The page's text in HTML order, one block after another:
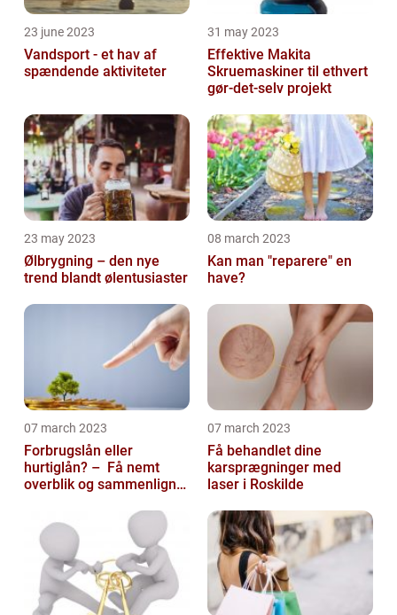
23 june 2023
Vandsport - et hav af
spændende aktiviteter
31 may 2023
Effektive Makita
Skruemaskiner til ethvert
gør-det-selv projekt
23 may 2023
Ølbrygning – den nye
trend blandt ølentusiaster
08 march 2023
Kan man "reparere" en
have?
07 march 2023
Forbrugslån eller
hurtiglån? – Få nemt
overblik og sammenlign
07 march 2023
Få behandlet dine
karsprægninger med
laser i Roskilde